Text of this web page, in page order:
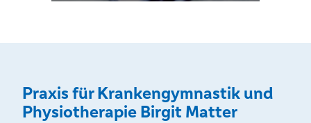
hochwertiges
Praxis für Krankengymnastik und
Physiotherapie Birgit Matter